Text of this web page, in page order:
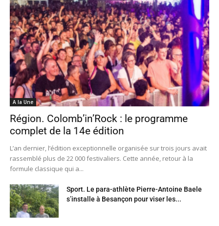
A la Une
Région. Colomb’in’Rock : le programme
complet de la 14e édition
L’an dernier, l’édition exceptionnelle organisée sur trois jours avait
rassemblé plus de 22 000 festivaliers. Cette année, retour à la
formule classique qui a...
Sport. Le para-athlète Pierre-Antoine Baele
s’installe à Besançon pour viser les...